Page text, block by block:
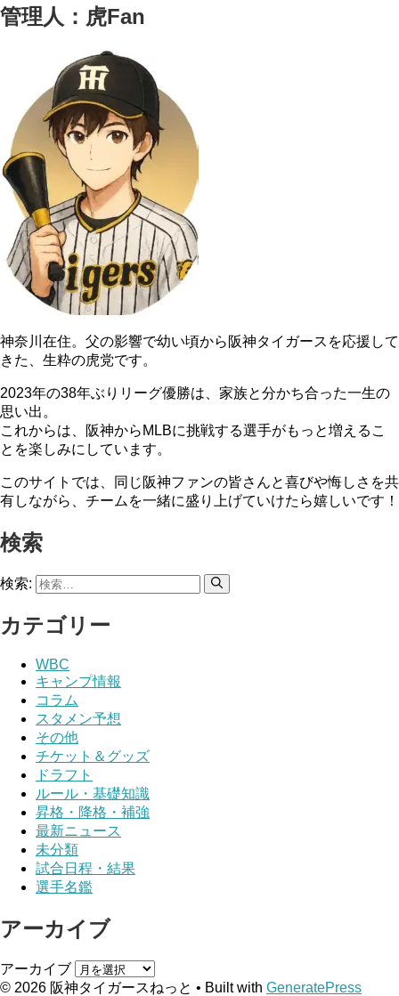
管理人：虎Fan
神奈川在住。父の影響で幼い頃から阪神タイガースを応援して
きた、生粋の虎党です。
2023年の38年ぶりリーグ優勝は、家族と分かち合った一生の
思い出。
これからは、阪神からMLBに挑戦する選手がもっと増えるこ
とを楽しみにしています。
このサイトでは、同じ阪神ファンの皆さんと喜びや悔しさを共
有しながら、チームを一緒に盛り上げていけたら嬉しいです！
検索
検索:
カテゴリー
WBC
キャンプ情報
コラム
スタメン予想
その他
チケット＆グッズ
ドラフト
ルール・基礎知識
昇格・降格・補強
最新ニュース
未分類
試合日程・結果
選手名鑑
アーカイブ
アーカイブ
© 2026 阪神タイガースねっと • Built with GeneratePress